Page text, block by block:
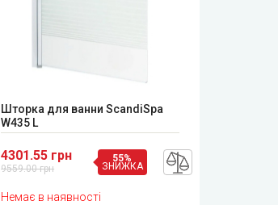
Шторка для ванни ScandiSpa
W435 L
4301.55 грн
9559.00 грн
55%
ЗНИЖКА
Немає в наявності